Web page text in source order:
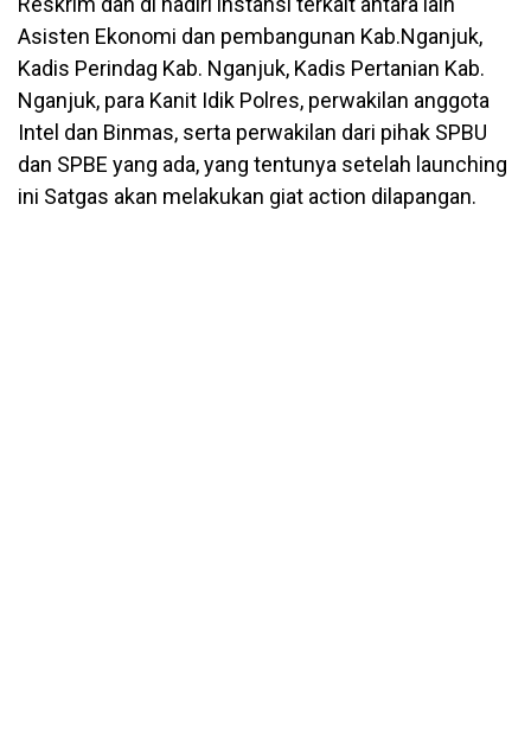
Asisten Ekonomi dan pembangunan Kab.Nganjuk,
Kadis Perindag Kab. Nganjuk, Kadis Pertanian Kab.
Nganjuk, para Kanit Idik Polres, perwakilan anggota
Intel dan Binmas, serta perwakilan dari pihak SPBU
dan SPBE yang ada, yang tentunya setelah launching
ini Satgas akan melakukan giat action dilapangan.